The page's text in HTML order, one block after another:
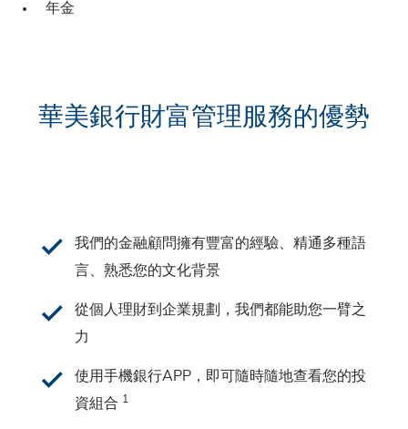
年金
華美銀行財富管理服務的優勢
我們的金融顧問擁有豐富的經驗、精通多種語
言、熟悉您的文化背景
從個人理財到企業規劃，我們都能助您一臂之
力
使用手機銀行APP，即可隨時隨地查看您的投
資組合 1